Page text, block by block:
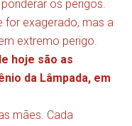
os perigos.
for exagerado, mas a
extremo perigo.
hoje são as
da Lâmpada, em
mães. Cada